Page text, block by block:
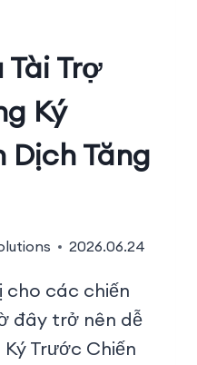
Trợ
Ký
Dịch Tăng
2026.06.24
cho các chiến
đây trở nên dễ
Trước Chiến